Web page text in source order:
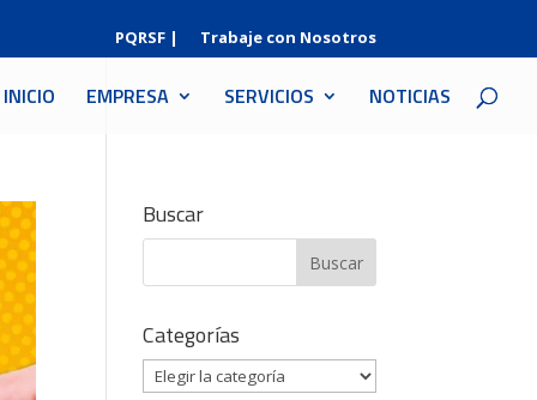
PQRSF | Trabaje con Nosotros
INICIO EMPRESA SERVICIOS NOTICIAS
Buscar
Categorías
Categorías